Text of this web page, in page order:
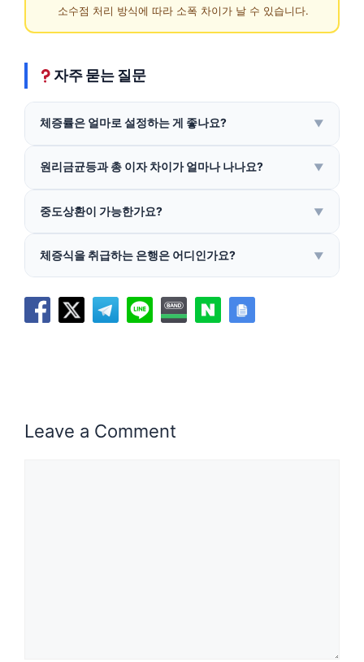
소수점 처리 방식에 따라 소폭 차이가 날 수 있습니다.
자주 묻는 질문
체증률은 얼마로 설정하는 게 좋나요? ▼
원리금균등과 총 이자 차이가 얼마나 나나요? ▼
중도상환이 가능한가요? ▼
체증식을 취급하는 은행은 어디인가요? ▼
Leave a Comment